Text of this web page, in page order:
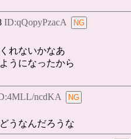
ID:qQopyPzacA
れないかなあ
うになったから
ncdKA
うなんだろうな